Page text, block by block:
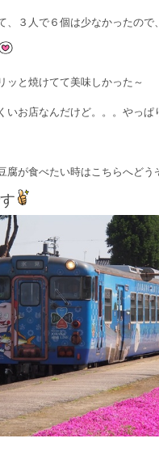
、３人で６個は少なかったので、
ッと焼けてて美味しかった～
いお店なんだけど。。。やっぱ
腐が食べたい時はこちらへどう